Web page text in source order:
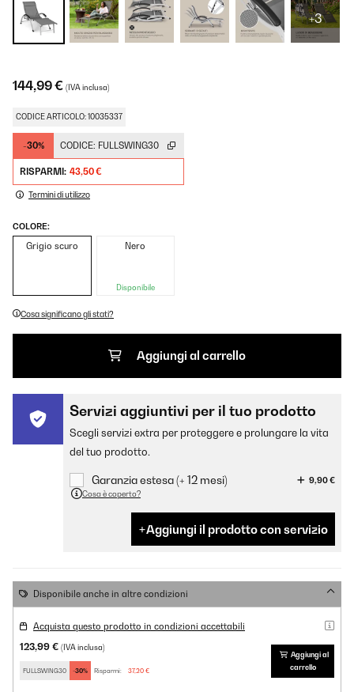
+3
144,99 € (IVA inclusa)
CODICE ARTICOLO: 10035337
-30% CODICE: FULLSWING30
RISPARMI: 43,50 €
Termini di utilizzo
COLORE:
Grigio scuro Nero
Disponibile
Cosa significano gli stati?
Aggiungi al carrello
Servizi aggiuntivi per il tuo prodotto
Scegli servizi extra per proteggere e prolungare la vita
del tuo prodotto.
Garanzia estesa (+ 12 mesi)
9,90 €
Cosa è coperto?
Aggiungi il prodotto con servizio
Disponibile anche in altre condizioni
Acquista questo prodotto in condizioni accettabili
123,99 € (IVA inclusa)
FULLSWING30 -30% Risparmi: 37,20 €
Aggiungi al
carrello